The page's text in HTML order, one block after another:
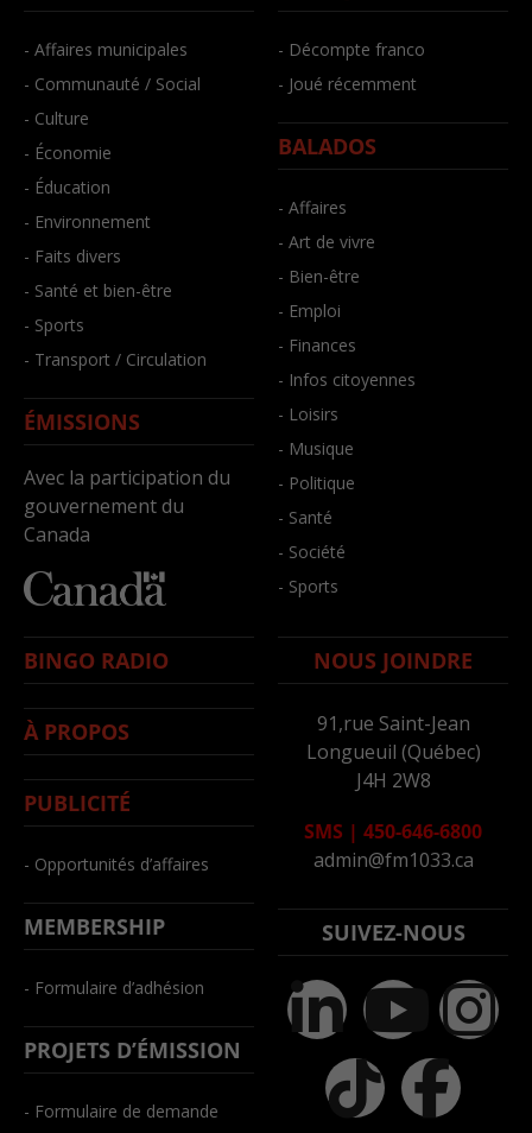
- Affaires municipales
- Communauté / Social
- Culture
- Économie
- Éducation
- Environnement
- Faits divers
- Santé et bien-être
- Sports
- Transport / Circulation
ÉMISSIONS
Avec la participation du
gouvernement du
Canada
- Décompte franco
- Joué récemment
BALADOS
- Affaires
- Art de vivre
- Bien-être
- Emploi
- Finances
- Infos citoyennes
- Loisirs
- Musique
- Politique
- Santé
- Société
- Sports
BINGO RADIO
À PROPOS
PUBLICITÉ
- Opportunités d’affaires
MEMBERSHIP
- Formulaire d’adhésion
PROJETS D’ÉMISSION
- Formulaire de demande
NOUS JOINDRE
91,rue Saint-Jean
Longueuil (Québec)
J4H 2W8
SMS | 450-646-6800
admin@fm1033.ca
SUIVEZ-NOUS